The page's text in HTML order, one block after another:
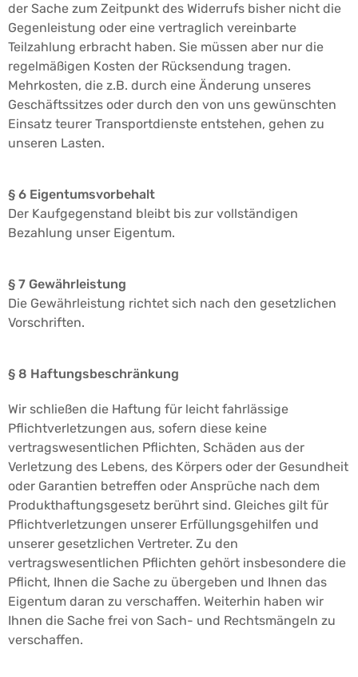
der Sache zum Zeitpunkt des Widerrufs bisher nicht die
Gegenleistung oder eine vertraglich vereinbarte
Teilzahlung erbracht haben. Sie müssen aber nur die
regelmäßigen Kosten der Rücksendung tragen.
Mehrkosten, die z.B. durch eine Änderung unseres
Geschäftssitzes oder durch den von uns gewünschten
Einsatz teurer Transportdienste entstehen, gehen zu
unseren Lasten.
§ 6 Eigentumsvorbehalt
Der Kaufgegenstand bleibt bis zur vollständigen
Bezahlung unser Eigentum.
§ 7 Gewährleistung
Die Gewährleistung richtet sich nach den gesetzlichen
Vorschriften.
§ 8 Haftungsbeschränkung
Wir schließen die Haftung für leicht fahrlässige
Pflichtverletzungen aus, sofern diese keine
vertragswesentlichen Pflichten, Schäden aus der
Verletzung des Lebens, des Körpers oder der Gesundheit
oder Garantien betreffen oder Ansprüche nach dem
Produkthaftungsgesetz berührt sind. Gleiches gilt für
Pflichtverletzungen unserer Erfüllungsgehilfen und
unserer gesetzlichen Vertreter. Zu den
vertragswesentlichen Pflichten gehört insbesondere die
Pflicht, Ihnen die Sache zu übergeben und Ihnen das
Eigentum daran zu verschaffen. Weiterhin haben wir
Ihnen die Sache frei von Sach- und Rechtsmängeln zu
verschaffen.